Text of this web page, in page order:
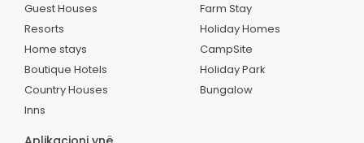
Guest Houses
Resorts
Home stays
Boutique Hotels
Country Houses
Inns
Farm Stay
Holiday Homes
CampSite
Holiday Park
Bungalow